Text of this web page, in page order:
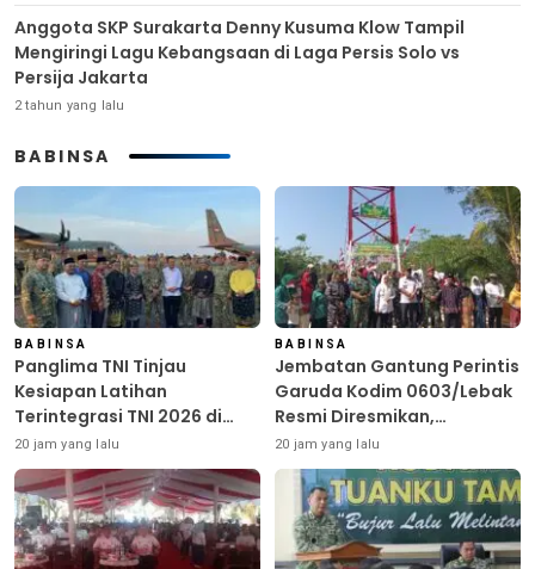
Anggota SKP Surakarta Denny Kusuma Klow Tampil
Mengiringi Lagu Kebangsaan di Laga Persis Solo vs
Persija Jakarta
2 tahun yang lalu
BABINSA
BABINSA
Panglima TNI Tinjau
Kesiapan Latihan
Terintegrasi TNI 2026 di
Dabo Singkep
20 jam yang lalu
BABINSA
Jembatan Gantung Perintis
Garuda Kodim 0603/Lebak
Resmi Diresmikan,
Permudah Akses Warga
Desa Wanasalam
20 jam yang lalu